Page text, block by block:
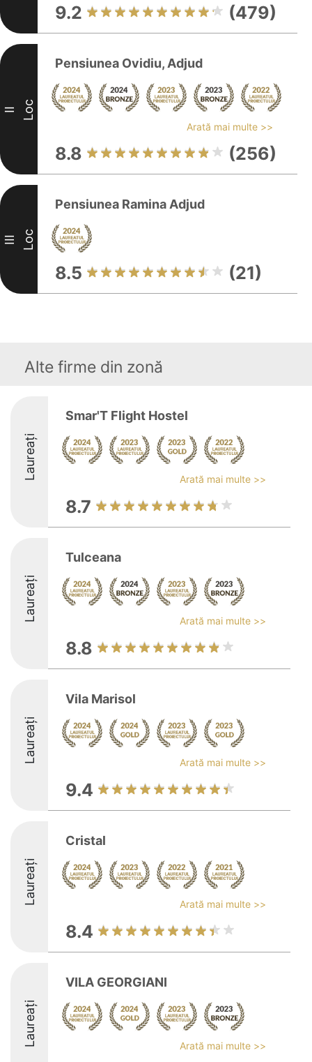
9.2 (479)
II Loc
Pensiunea Ovidiu, Adjud
Arată mai multe >>
8.8 (256)
III Loc
Pensiunea Ramina Adjud
8.5 (21)
Alte firme din zonă
Laureați
Smar'T Flight Hostel
Arată mai multe >>
8.7
Laureați
Tulceana
Arată mai multe >>
8.8
Laureați
Vila Marisol
Arată mai multe >>
9.4
Laureați
Cristal
Arată mai multe >>
8.4
Laureați
VILA GEORGIANI
Arată mai multe >>